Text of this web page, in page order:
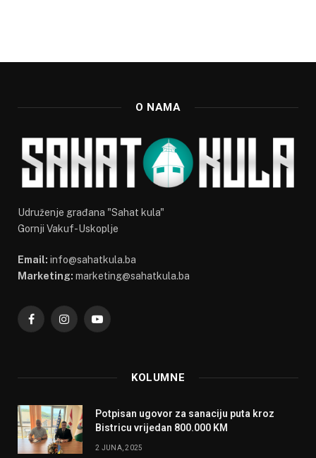
O NAMA
Udruženje građana "Sahat kula"
Gornji Vakuf-Uskoplje
Email: info@sahatkula.ba
Marketing: marketing@sahatkula.ba
FacebookInstagramYouTube
KOLUMNE
Potpisan ugovor za sanaciju puta kroz
Bistricu vrijedan 800.000 KM
2 JUNA, 2025